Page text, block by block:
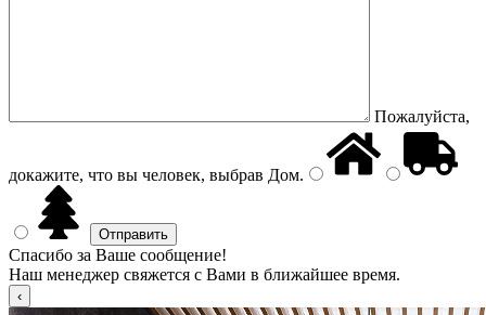
Пожалуйста,
докажите, что вы человек, выбрав Дом.
Спасибо за Ваше сообщение!
Наш менеджер свяжется с Вами в ближайшее время.